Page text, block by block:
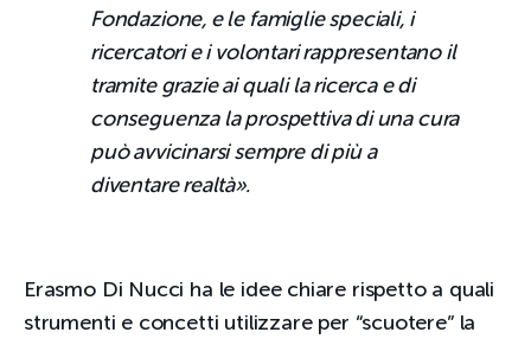
Fondazione, e le famiglie speciali, i
ricercatori e i volontari rappresentano il
tramite grazie ai quali la ricerca e di
conseguenza la prospettiva di una cura
può avvicinarsi sempre di più a
diventare realtà».
Erasmo Di Nucci ha le idee chiare rispetto a quali
strumenti e concetti utilizzare per “scuotere” la